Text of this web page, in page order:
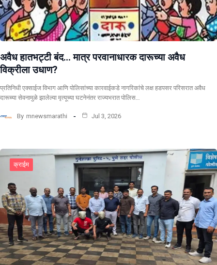
अवैध हातभट्टी बंद… मात्र परवानाधारक दारूच्या अवैध
विक्रीला उधाण?
प्रतिनिधी एक्साईज विभाग आणि पोलिसांच्या कारवाईकडे नागरिकांचे लक्ष हडपसर परिसरात अवैध
दारूच्या सेवनामुळे झालेल्या मृत्यूच्या घटनेनंतर राज्यभरात पोलिस…
By mnewsmarathi Jul 3, 2026
क्राईम